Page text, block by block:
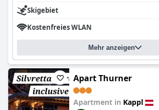
Skigebiet
Kostenfreies WLAN
Mehr anzeigen
Apart Thurner
Apartment in Kappl